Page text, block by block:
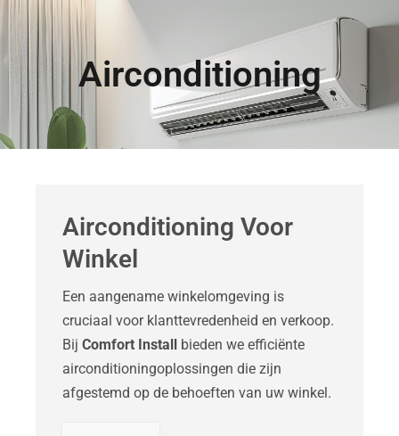
Airconditioning
Airconditioning Voor
Winkel
Een aangename winkelomgeving is
cruciaal voor klanttevredenheid en verkoop.
Bij Comfort Install
bieden we efficiënte
airconditioningoplossingen die zijn
afgestemd op de behoeften van uw winkel.